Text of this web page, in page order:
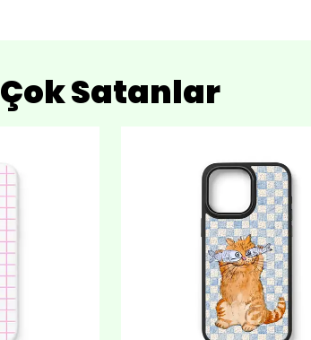
Çok Satanlar